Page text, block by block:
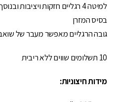
למיטה 4 רגליים חזקות ויציבות
בסיס המזרן
גובה הרגליים מאפשר מעבר של
10 תשלומים שווים ללא ריבית
מידות חיצוניות: